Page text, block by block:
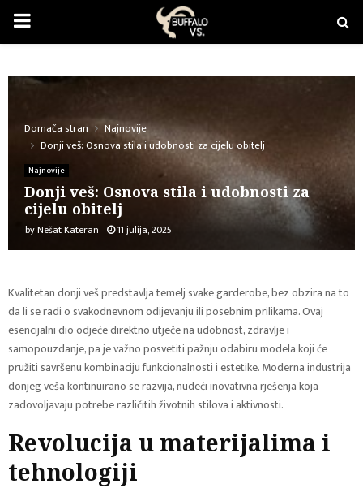
PRIMARY
Domača stran
Najnovije
Donji veš: Osnova stila i udobnosti za cijelu obitelj
Najnovije
Donji veš: Osnova stila i udobnosti za
cijelu obitelj
byNešat Kateran 11 julija, 2025
Kvalitetan donji veš predstavlja temelj svake garderobe, bez obzira na to
da li se radi o svakodnevnom odijevanju ili posebnim prilikama. Ovaj
esencijalni dio odjeće direktno utječe na udobnost, zdravlje i
samopouzdanje, pa je važno posvetiti pažnju odabiru modela koji će
pružiti savršenu kombinaciju funkcionalnosti i estetike. Moderna industrija
donjeg veša kontinuirano se razvija, nudeći inovativna rješenja koja
zadovoljavaju potrebe različitih životnih stilova i aktivnosti.
Revolucija u materijalima i
tehnologiji